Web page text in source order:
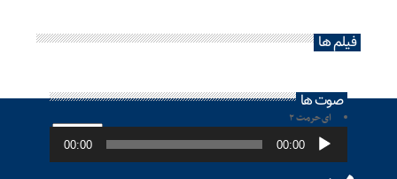
فیلم ها
صوت ها
ای حرمت ۲
پخش‌کننده
صوت 00:00
00:00